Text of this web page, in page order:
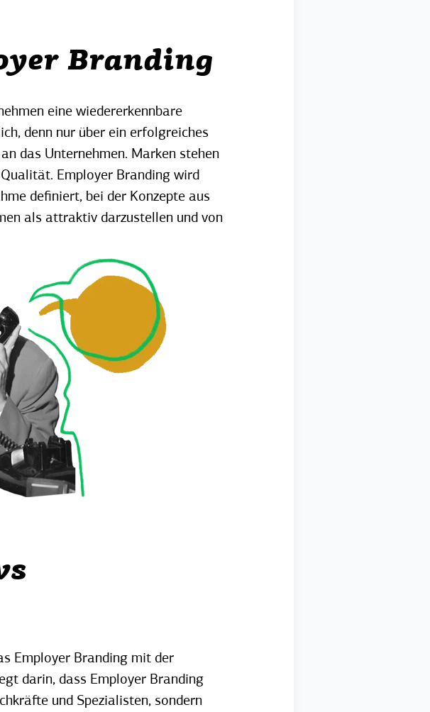
Branding
eine wiedererkennbare
denn nur über ein erfolgreiches
das Unternehmen. Marken stehen
Employer Branding wird
definiert, bei der Konzepte aus
als attraktiv darzustellen und von
Employer Branding mit der
darin, dass Employer Branding
und Spezialisten, sondern